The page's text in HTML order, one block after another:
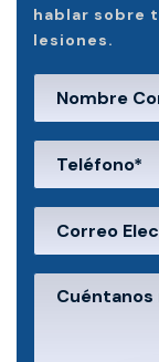
hablar sobre
lesiones.